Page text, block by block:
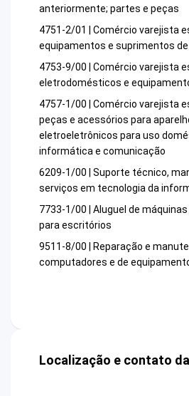
anteriormente; partes e peças
4751-2/01 | Comércio varejista
equipamentos e suprimentos
4753-9/00 | Comércio varejista
eletrodomésticos e
4757-1/00 | Comércio varejista
peças e acessórios para
eletroeletrônicos para uso
informática e comunicação
6209-1/00 | Suporte técnico,
serviços em tecnologia da
7733-1/00 | Aluguel de
para escritórios
9511-8/00 | Reparação e
computadores e de
Localização e contato